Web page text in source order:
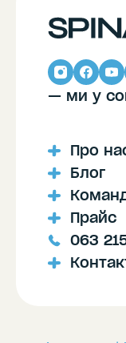
— ми у
Про
Блог
Прайс
063